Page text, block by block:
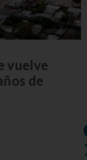
vuelve
de